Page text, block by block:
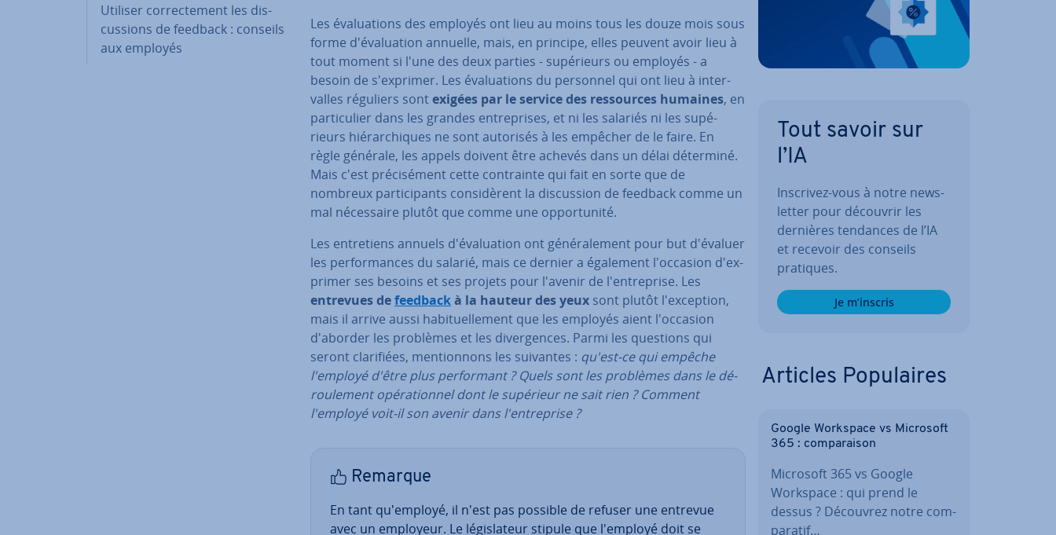
Utiliser cor­rec­te­ment les dis­
cus­sions de feedback : conseils
aux employés
Les éva­lua­tions des employés ont lieu au moins tous les douze mois sous
forme d'éva­lua­tion annuelle, mais, en principe, elles peuvent avoir lieu à
tout moment si l'une des deux parties - su­pé­rieurs ou employés - a
besoin de s'ex­pri­mer. Les éva­lua­tions du personnel qui ont lieu à in­ter­
valles réguliers sontexigées par le service des res­sources humaines, en
par­ti­cu­lier dans les grandes en­tre­prises, et ni les salariés ni les su­pé­
rieurs hié­rar­chiques ne sont autorisés à les empêcher de le faire. En
règle générale, les appels doivent être achevés dans un délai déterminé.
Mais c'est pré­ci­sé­ment cette con­trainte qui fait en sorte que de
nombreux par­ti­ci­pants con­si­dè­rent la dis­cus­sion de feedback comme un
mal né­ces­saire plutôt que comme une op­por­tu­nité.
Les en­tre­tiens annuels d'éva­lua­tion ont gé­né­ra­le­ment pour but d'évaluer
les per­for­mances du salarié, mais ce dernier a également l'oc­ca­sion d'ex­
pri­mer ses besoins et ses projets pour l'avenir de l'en­tre­prise. Les
entrevues defeedbackà la hauteur des yeux sont plutôt l'ex­cep­tion,
mais il arrive aussi ha­bi­tuel­le­ment que les employés aient l'oc­ca­sion
d'aborder les problèmes et les di­ver­gences. Parmi les questions qui
seront cla­ri­fiées, men­tion­nons les suivantes : qu'est-ce qui empêche
l'employé d'être plus per­for­mant ? Quels sont les problèmes dans le dé­
rou­le­ment opé­ra­tion­nel dont le supérieur ne sait rien ? Comment
l'employé voit-il son avenir dans l'en­tre­prise ?
Remarque
En tant qu'em­ployé, il n'est pas possible de refuser une entrevue
avec un employeur. Le lé­gis­la­teur stipule que l'employé doit se
Tout savoir sur
l’IA
Inscrivez-vous à notre news­
let­ter pour découvrir les
dernières tendances de l’IA
et recevoir des conseils
pratiques.
Je m’inscris
Articles Po­pu­laires
Google Workspace vs Microsoft
365 : com­pa­rai­son
Microsoft 365 vs Google
Workspace : qui prend le
dessus ? Découvrez notre com­
pa­ra­tif…